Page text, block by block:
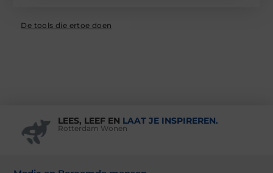
De tools die ertoe doen
LEES, LEEF EN LAAT JE INSPIREREN.
Rotterdam Wonen